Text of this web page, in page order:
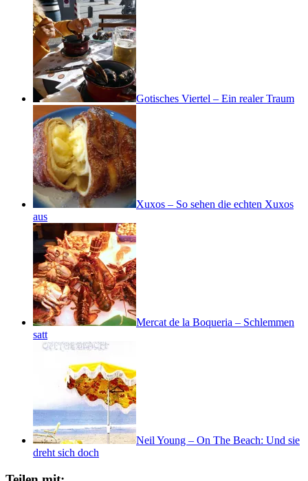
Gotisches Viertel – Ein realer Traum
Xuxos – So sehen die echten Xuxos
aus
Mercat de la Boqueria – Schlemmen
satt
Neil Young – On The Beach: Und sie
dreht sich doch